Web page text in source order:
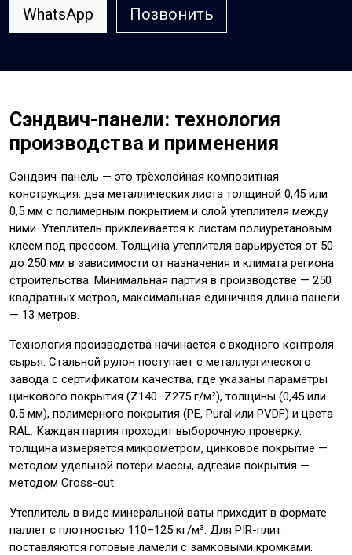
WhatsApp Позвонить
Сэндвич-панели: технология
производства и применения
Сэндвич-панель — это трёхслойная композитная
конструкция: два металлических листа толщиной 0,45 или
0,5 мм с полимерным покрытием и слой утеплителя между
ними. Утеплитель приклеивается к листам полиуретановым
клеем под прессом. Толщина утеплителя варьируется от 50
до 250 мм в зависимости от назначения и климата региона
строительства. Минимальная партия в производстве — 250
квадратных метров, максимальная единичная длина панели
— 13 метров.
Технология производства начинается с входного контроля
сырья. Стальной рулон поступает с металлургического
завода с сертификатом качества, где указаны параметры
цинкового покрытия (Z140–Z275 г/м²), толщины (0,45 или
0,5 мм), полимерного покрытия (PE, Pural или PVDF) и цвета
RAL. Каждая партия проходит выборочную проверку:
толщина измеряется микрометром, цинковое покрытие —
методом удельной потери массы, адгезия покрытия —
методом Cross-cut.
Утеплитель в виде минеральной ваты приходит в формате
паллет с плотностью 110–125 кг/м³. Для PIR-плит
поставляются готовые ламели с замковыми кромками.